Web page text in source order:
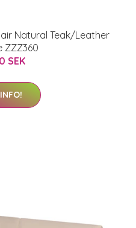
Natural Teak/Leather
ZZZ360
SEK